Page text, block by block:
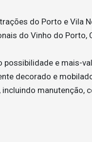
do Porto e Vila
do Vinho do Porto,
possibilidade e mais-
decorado e
manutenção,